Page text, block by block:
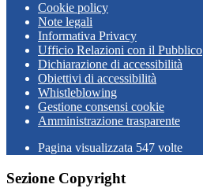
Cookie policy
Note legali
Informativa Privacy
Ufficio Relazioni con il Pubblico
Dichiarazione di accessibilità
Obiettivi di accessibilità
Whistleblowing
Gestione consensi cookie
Amministrazione trasparente
Pagina visualizzata 547 volte
Sezione Copyright